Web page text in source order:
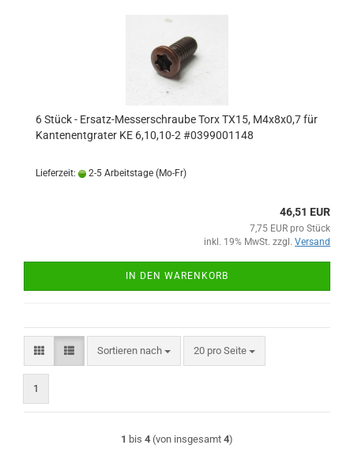
6 Stück - Ersatz-Messerschraube Torx TX15, M4x8x0,7 für
Kantenentgrater KE 6,10,10-2 #0399001148
Lieferzeit: 2-5 Arbeitstage (Mo-Fr)
46,51 EUR
7,75 EUR pro Stück
inkl. 19% MwSt. zzgl. Versand
IN DEN WARENKORB
Sortieren nach
Sortieren nach 20 pro Seite
pro Seite
1
1 bis 4 (von insgesamt 4)